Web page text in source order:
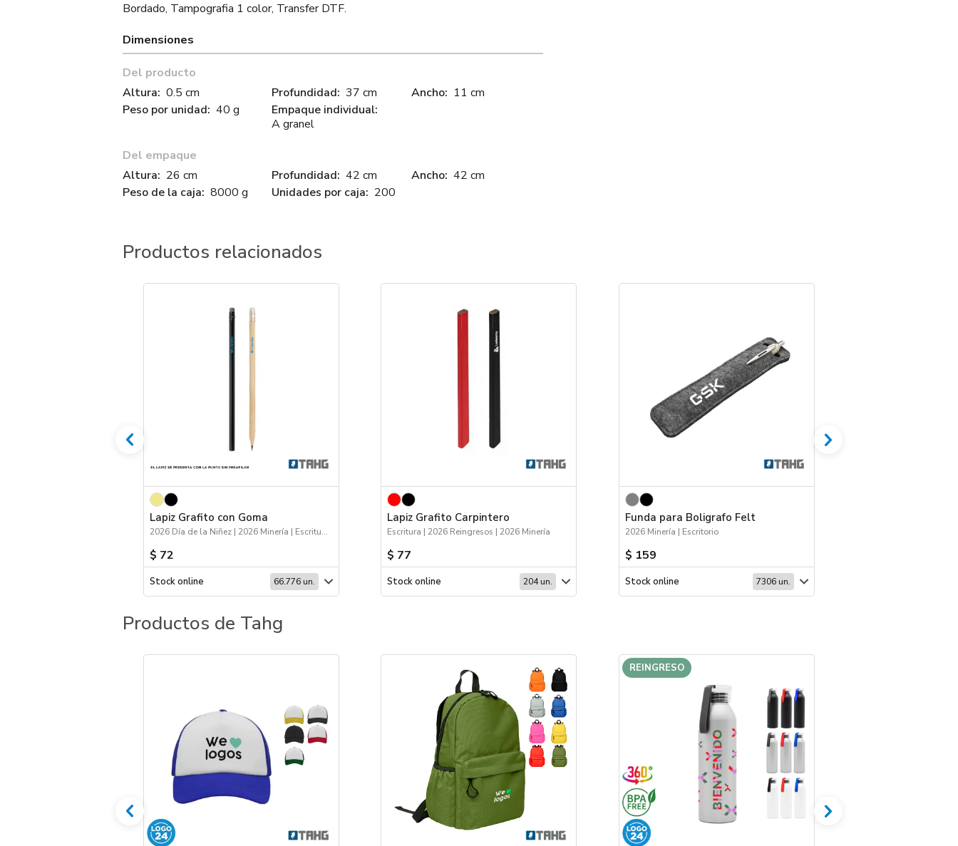
Bordado, Tampografia 1 color, Transfer DTF.
Dimensiones
Del producto
Altura: 0.5 cm
Peso por unidad: 40 g
Profundidad: 37 cm
Empaque individual:
A granel
Ancho: 11 cm
Del empaque
Altura: 26 cm
Peso de la caja: 8000 g
Profundidad: 42 cm
Unidades por caja: 200
Ancho: 42 cm
Productos relacionados
Lapiz Grafito con Goma
2026 Día de la Niñez | 2026 Minería | Escritura
$ 72
Stock online 66.776 un.
Lapiz Grafito Carpintero
Escritura | 2026 Reingresos | 2026 Minería
$ 77
Stock online 204 un.
Funda para Boligrafo Felt
2026 Minería | Escritorio
$ 159
Stock online 7306 un.
Productos de Tahg
REINGRESO